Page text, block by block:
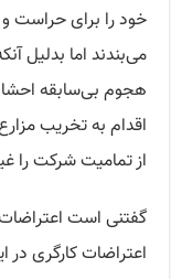
خود را برای حراست و
می‌بندند اما بدلیل
هجوم بی‌سابقه
اقدام به تخریب
از تمامیت شرکت را
گفتنی است
اعتراضات کارگری